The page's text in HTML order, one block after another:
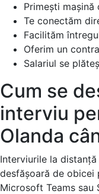
Primești
Te conectăm
Facilităm
Oferim un
Salariul se
Cum se
interviu
Olanda
Interviurile la
desfășoară de obicei
Microsoft Teams sau